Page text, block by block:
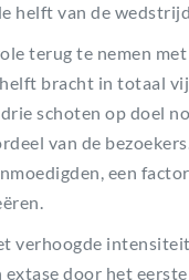
helft van de
terug te nemen
bracht in totaal
schoten op doel
van de
een
verhoogde
extase door het